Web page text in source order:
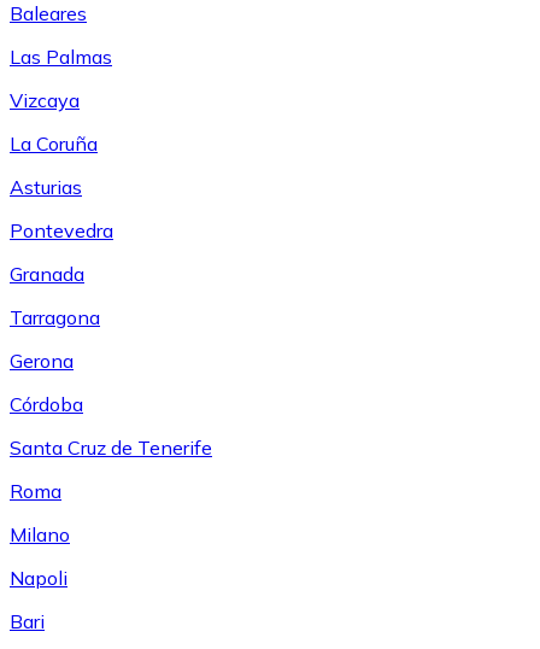
Baleares
Las Palmas
Vizcaya
La Coruña
Asturias
Pontevedra
Granada
Tarragona
Gerona
Córdoba
Santa Cruz de Tenerife
Roma
Milano
Napoli
Bari